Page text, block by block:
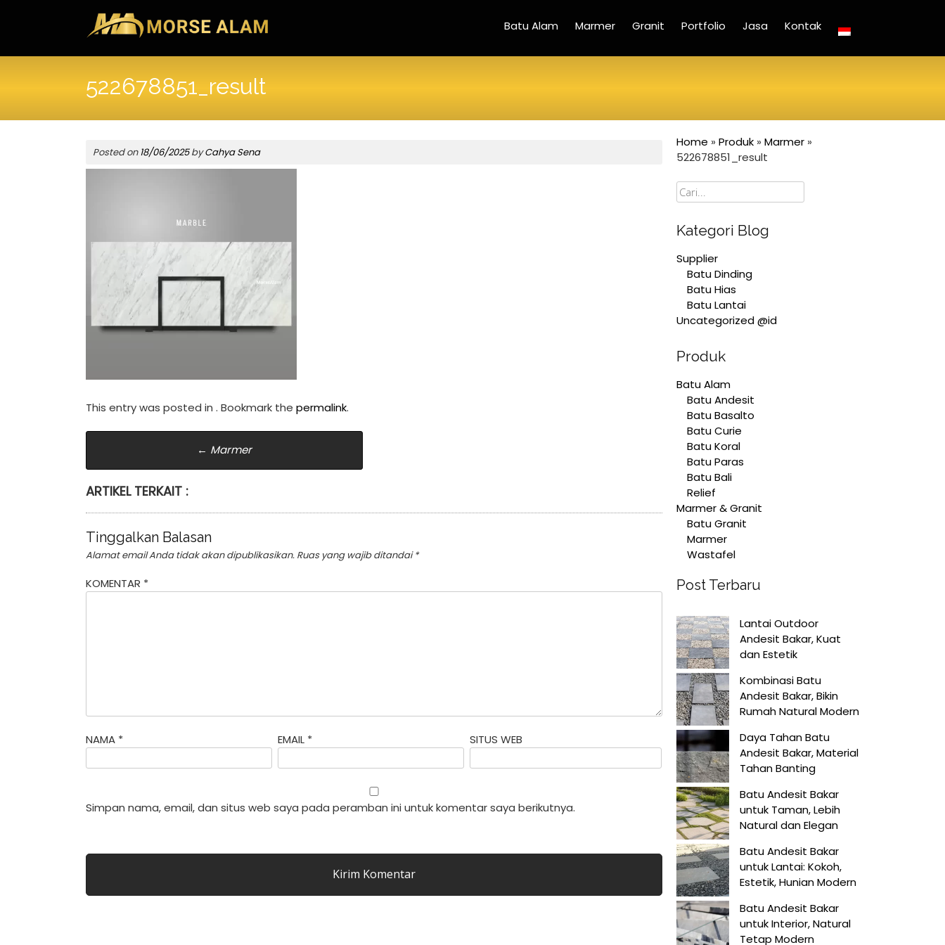
Batu Alam Marmer Granit Portfolio Jasa Kontak
522678851_result
Posted on18/06/2025byCahya Sena
This entry was posted in . Bookmark the permalink.
navigation
← Marmer
ARTIKEL TERKAIT :
Tinggalkan Balasan
Alamat email Anda tidak akan dipublikasikan. Ruas yang wajib ditandai*
KOMENTAR *
NAMA * EMAIL * SITUS WEB
Simpan nama, email, dan situs web saya pada peramban ini untuk komentar saya berikutnya.
Home » Produk » Marmer »
522678851_result
Cari
Kategori Blog
Supplier
Batu Dinding
Batu Hias
Batu Lantai
Uncategorized @id
Produk
Batu Alam
Batu Andesit
Batu Basalto
Batu Curie
Batu Koral
Batu Paras
Batu Bali
Relief
Marmer & Granit
Batu Granit
Marmer
Wastafel
Post Terbaru
Lantai Outdoor
Andesit Bakar, Kuat
dan Estetik
Kombinasi Batu
Andesit Bakar, Bikin
Rumah Natural Modern
Daya Tahan Batu
Andesit Bakar, Material
Tahan Banting
Batu Andesit Bakar
untuk Taman, Lebih
Natural dan Elegan
Batu Andesit Bakar
untuk Lantai: Kokoh,
Estetik, Hunian Modern
Batu Andesit Bakar
untuk Interior, Natural
Tetap Modern